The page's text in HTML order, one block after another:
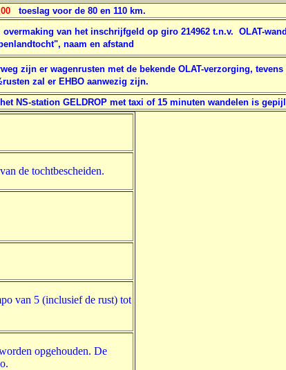
toeslag voor de 80 en 110 km.
overmaking van het inschrijfgeld op giro 214962 t.n.v. OLAT-
naam en afstand
zijn er wagenrusten met de bekende OLAT-verzorging,
zal er EHBO aanwezig zijn.
NS-station GELDROP met taxi of 15 minuten wandelen is
de tochtbescheiden.
van 5 (inclusief de rust) tot
opgehouden. De